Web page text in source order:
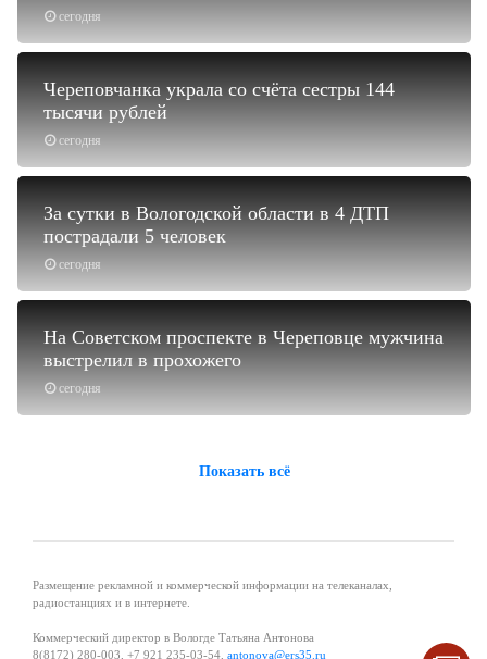
сегодня
сегодня
Череповчанка украла со счёта сестры 144
тысячи рублей
сегодня
За сутки в Вологодской области в 4 ДТП
пострадали 5 человек
сегодня
На Советском проспекте в Череповце мужчина
выстрелил в прохожего
Показать всё
Размещение рекламной и коммерческой информации на телеканалах,
радиостанциях и в интернете.
Коммерческий директор в Вологде Татьяна Антонова
8(8172) 280-003, +7 921 235-03-54, antonova@ers35.ru